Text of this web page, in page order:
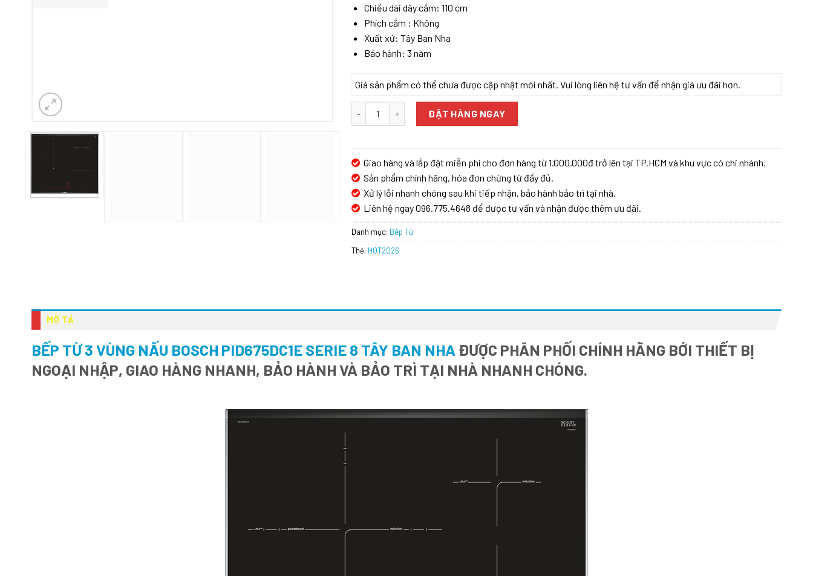
Chiều dài dây cắm: 110 cm
Phích cắm : Không
Xuất xứ: Tây Ban Nha
Bảo hành: 3 năm
Giá sản phẩm có thể chưa được cập nhật mới nhất. Vui lòng liên hệ tư vấn để nhận giá ưu đãi hơn.
Bếp từ 3 vùng nấu BOSCH PID675DC1E Serie 8 Tây Ban Nha số lượng
ĐẶT HÀNG NGAY
Giao hàng và lắp đặt miễn phí cho đơn hàng từ 1.000.000đ trở lên tại TP.HCM và khu vực có chi nhánh.
Sản phẩm chính hãng, hóa đơn chứng từ đầy đủ.
Xử lý lỗi nhanh chóng sau khi tiếp nhận, bảo hành bảo trì tại nhà.
Liên hệ ngay 096.775.4648 để được tư vấn và nhận được thêm ưu đãi.
Danh mục: Bếp Từ
Thẻ: HOT2026
MÔ TẢ
BẾP TỪ 3 VÙNG NẤU BOSCH PID675DC1E SERIE 8 TÂY BAN NHA ĐƯỢC PHÂN PHỐI CHÍNH HÃNG BỚI THIẾT BỊ
NGOẠI NHẬP, GIAO HÀNG NHANH, BẢO HÀNH VÀ BẢO TRÌ TẠI NHÀ NHANH CHÓNG.